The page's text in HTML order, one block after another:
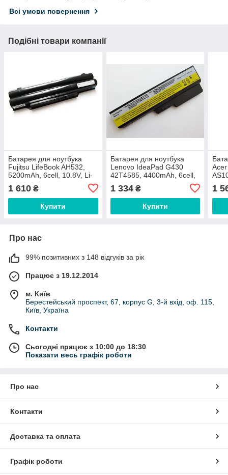
Всі умови повернення
Подібні товари компанії
Батарея для ноутбука
Fujitsu LifeBook AH532,
5200mAh, 6cell, 10.8V, Li-
1 610 ₴
Купити
Батарея для ноутбука
Lenovo IdeaPad G430
42T4585, 4400mAh, 6cell,
1 334₴
Купити
1
Про нас
99% позитивних з 148 відгуків за рік
Працює з 19.12.2014
м. Київ
Берестейський проспект, 67, корпус G, 3-й вхід, оф. 115,
Київ, Україна
Контакти
Сьогодні працює з 10:00 до 18:30
Показати весь графік роботи
Про нас
Контакти
Доставка та оплата
Графік роботи